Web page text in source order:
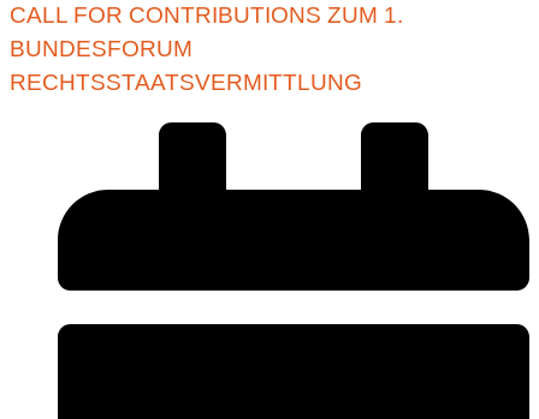
CALL FOR CONTRIBUTIONS ZUM 1.
BUNDESFORUM
RECHTSSTAATSVERMITTLUNG